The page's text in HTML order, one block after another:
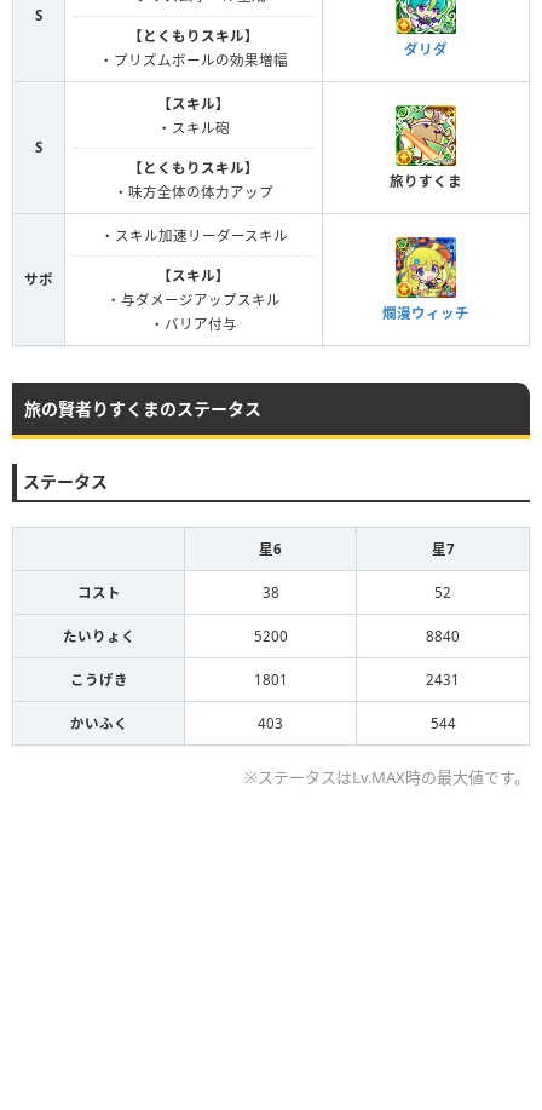
S
【とくもりスキル】
・プリズムボールの効果増幅
ダリダ
S
【スキル】
・スキル砲
【とくもりスキル】
・味方全体の体力アップ
旅りすくま
サポ
・スキル加速リーダースキル
【スキル】
・与ダメージアップスキル
・バリア付与
爛漫ウィッチ
旅の賢者りすくまのステータス
ステータス
星6 星7
コスト 38 52
たいりょく 5200 8840
こうげき 1801 2431
かいふく 403 544
※ステータスはLv.MAX時の最大値です。